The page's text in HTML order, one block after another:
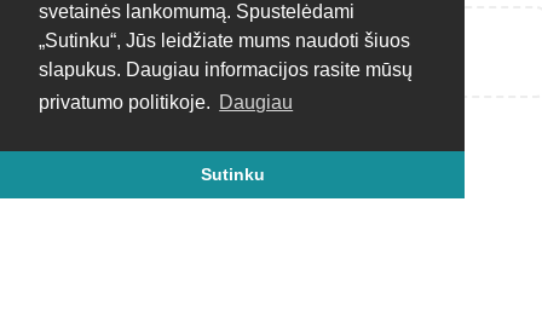
svetainės lankomumą. Spustelėdami
„Sutinku“, Jūs leidžiate mums naudoti šiuos
slapukus. Daugiau informacijos rasite mūsų
privatumo politikoje. Daugiau
Sutinku
Rašyti atsakymą...